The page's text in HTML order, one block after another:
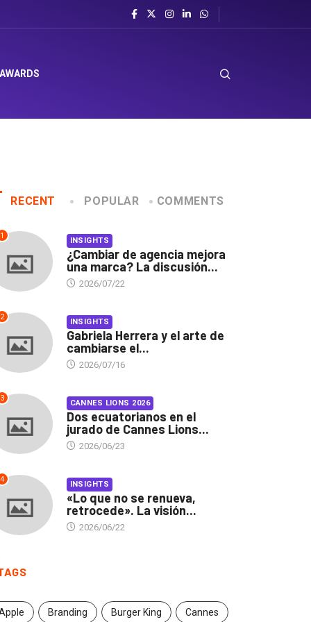
RECENT POPULAR COMMENTS
1 INSIGHTS
¿Cambiar de agencia mejora
una marca? La discusión...
2026/07/22
2 INSIGHTS
Gabriela Herrera y el arte de
cambiarse el...
2026/07/16
3 CANNES LIONS 2026
Dos ecuatorianos en el
jurado de Cannes Lions...
2026/06/23
4 INSIGHTS
«Lo que no se renueva,
retrocede». La visión...
2026/06/22
Branding Burger King Cannes